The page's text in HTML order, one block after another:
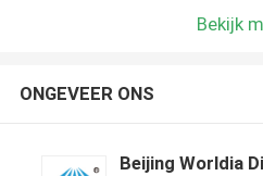
Bekijk
ONGEVEER ONS
Beijing Worldia